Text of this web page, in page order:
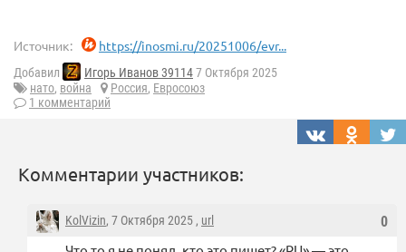
Источник: https://inosmi.ru/20251006/evr...
Добавил Игорь Иванов 391147 Октября 2025
нато, война Россия, Евросоюз
1 комментарий
Комментарии участников:
0
KolVizin, 7 Октября 2025 , url